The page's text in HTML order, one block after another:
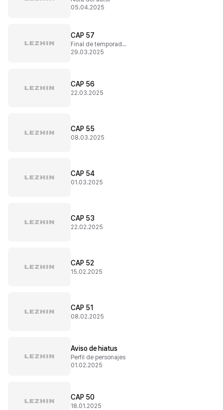
05.04.2025
CAP 57
Final de temporada 2
29.03.2025
CAP 56
22.03.2025
CAP 55
08.03.2025
CAP 54
01.03.2025
CAP 53
22.02.2025
CAP 52
15.02.2025
CAP 51
08.02.2025
Aviso de hiatus
Perfil de personajes
01.02.2025
CAP 50
18.01.2025